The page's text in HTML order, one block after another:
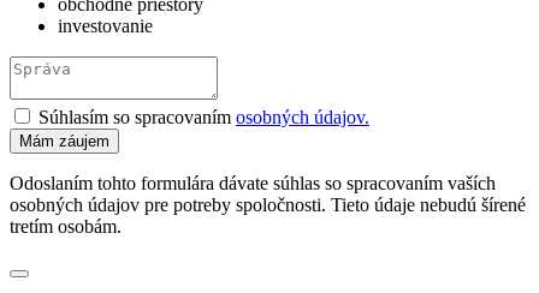
investovanie
Súhlasím so spracovaním osobných údajov.
Odoslaním tohto formulára dávate súhlas so spracovaním vaších
osobných údajov pre potreby spoločnosti. Tieto údaje nebudú šírené
tretím osobám.